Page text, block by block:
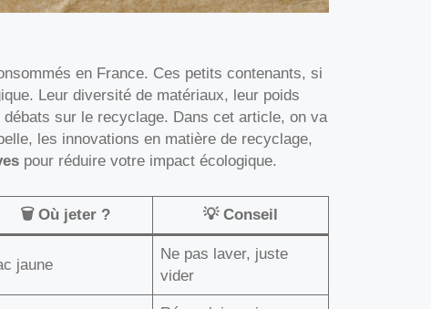
en France. Ces petits contenants, si
Leur diversité de matériaux, leur poids
sur le recyclage. Dans cet article, on va
les innovations en matière de recyclage,
pour réduire votre impact écologique.
🗑️ Où jeter ? 💡 Conseil
jaune
Ne pas laver, juste
vider